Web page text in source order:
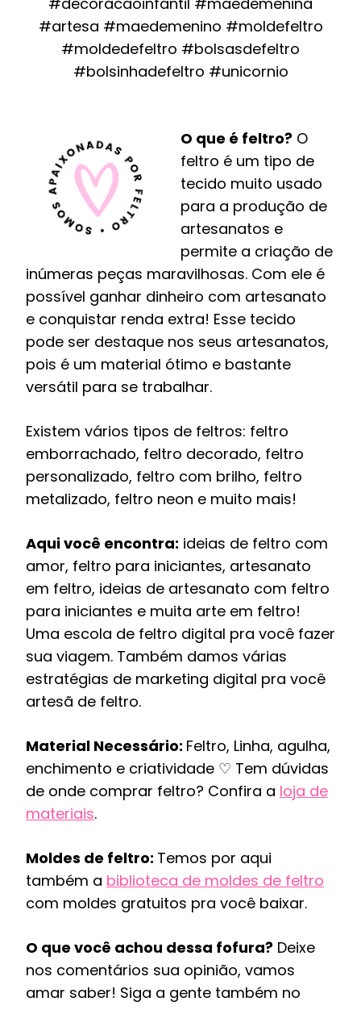
#artesa #maedemenino #moldefeltro
#moldedefeltro #bolsasdefeltro
#bolsinhadefeltro #unicornio
O que é feltro? O
feltro é um tipo de
tecido muito usado
para a produção de
artesanatos e
permite a criação de
inúmeras peças maravilhosas. Com ele é
possível ganhar dinheiro com artesanato
e conquistar renda extra! Esse tecido
pode ser destaque nos seus artesanatos,
pois é um material ótimo e bastante
versátil para se trabalhar.
Existem vários tipos de feltros: feltro
emborrachado, feltro decorado, feltro
personalizado, feltro com brilho, feltro
metalizado, feltro neon e muito mais!
Aqui você encontra: ideias de feltro com
amor, feltro para iniciantes, artesanato
em feltro, ideias de artesanato com feltro
para iniciantes e muita arte em feltro!
Uma escola de feltro digital pra você fazer
sua viagem. Também damos várias
estratégias de marketing digital pra você
artesã de feltro.
Material Necessário: Feltro, Linha, agulha,
enchimento e criatividade ♡ Tem dúvidas
de onde comprar feltro? Confira a loja de
materiais.
Moldes de feltro: Temos por aqui
também a biblioteca de moldes de feltro
com moldes gratuitos pra você baixar.
O que você achou dessa fofura? Deixe
nos comentários sua opinião, vamos
amar saber! Siga a gente também no